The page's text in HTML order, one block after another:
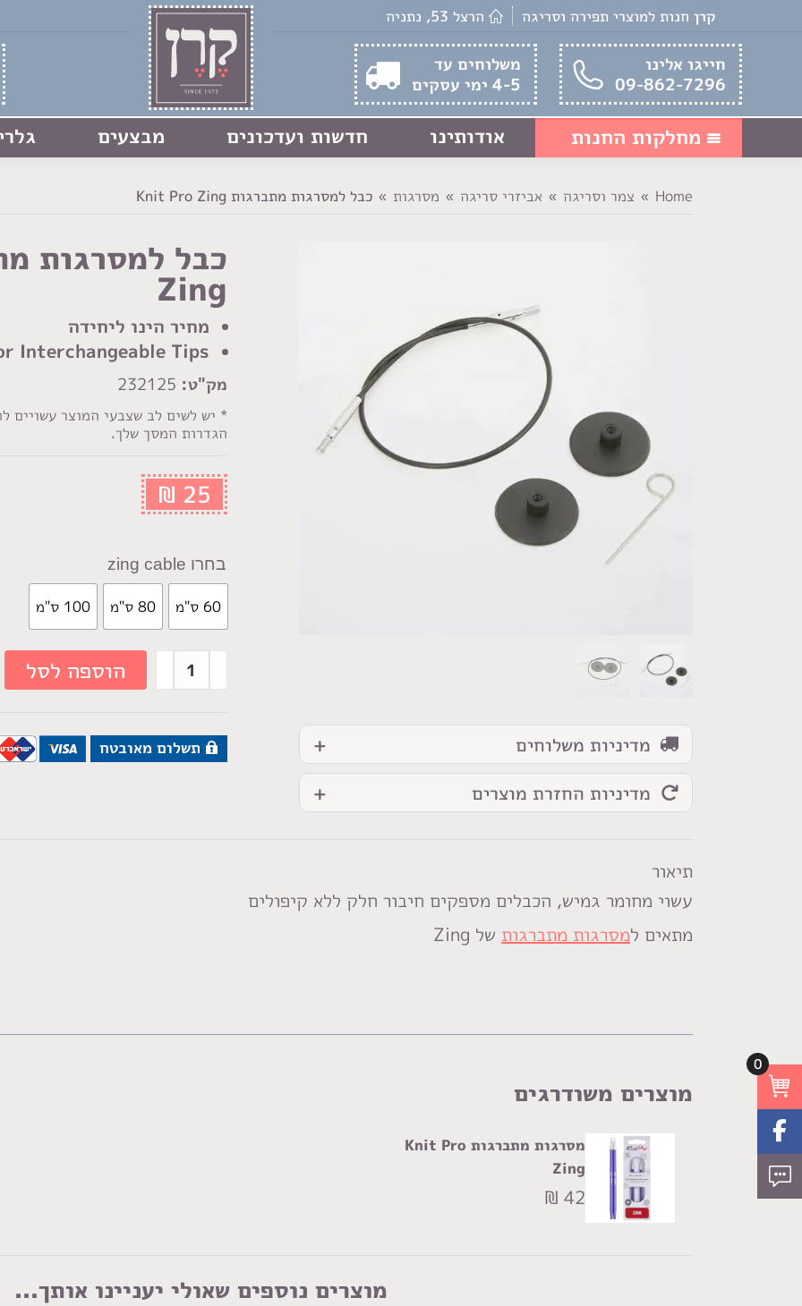
קרן חנות למוצרי תפירה וסריגה הרצל 53, נתניה
חייגו אלינו
09-862-7296
משלוחים עד
4-5 ימי עסקים
מחלקות החנות אודותינו חדשות ועדכונים מבצעים
You are here:
Home צמר וסריגה אביזרי סריגה מסרגות כבל למסרגות מתברגות Knit Pro Zing
מדיניות משלוחים
מדיניות החזרת מוצרים
Zing
מחיר הינו ליחידה
Interchangeable Tips
מק"ט:
* יש לשים לב שצבעי המוצר עשויים
הגדרות המסך שלך.
₪ 25
zing cable
60 ס"מ 80 ס"מ 100 ס"מ
כמות
של
למסרגות
מתברגות
Knit
Pro
הוספה לסל
תשלום מאובטח
תיאור
עשוי מחומר גמיש, הכבלים מספקים חיבור חלק ללא קיפולים
מתאים למסרגות מתברגות של Zing
מוצרים משודרגים
מסרגות מתברגות Knit Pro
Zing
₪ 42
מוצרים נוספים שאולי יעניינו אותך...
0